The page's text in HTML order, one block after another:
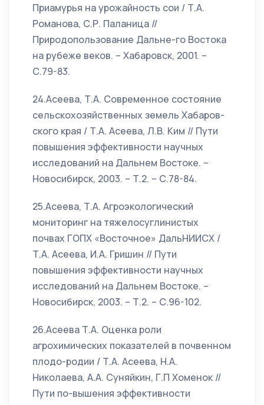
Приамурья на урожайность сои / Т.А.
Романова, С.Р. Паланица //
Природопользование Дальне-го Востока
на рубеже веков. – Хабаровск, 2001. –
С.79-83.
24.Асеева, Т.А. Современное состояние
сельскохозяйственных земель Хабаров-
ского края / Т.А. Асеева, Л.В. Ким // Пути
повышения эффективности научных
исследований на Дальнем Востоке. –
Новосибирск, 2003. – Т.2. – С.78-84.
25.Асеева, Т.А. Агроэкологический
мониторинг на тяжелосуглинистых
почвах ГОПХ «Восточное» ДальНИИСХ /
Т.А. Асеева, И.А. Гришин // Пути
повышения эффективности научных
исследований на Дальнем Востоке. –
Новосибирск, 2003. – Т.2. – С.96-102.
26.Асеева Т.А. Оценка роли
агрохимических показателей в почвенном
плодо-родии / Т.А. Асеева, Н.А.
Николаева, А.А. Суняйкин, Г.П Хоменок //
Пути по-вышения эффективности